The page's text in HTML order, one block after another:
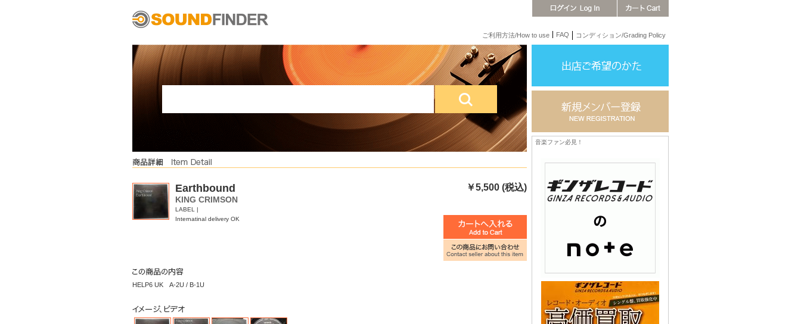
ご利用方法/How to use FAQ コンディション/Grading Policy
Earthbound ￥5,500 (税込)
KING CRIMSON
LABEL |
Internatinal delivery OK
HELP6 UK A-2U / B-1U
音楽ファン必見！